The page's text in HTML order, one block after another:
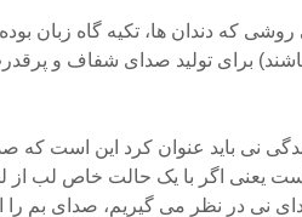
که دندان ها، تکیه گاه زبان
برای تولید صدای شفاف و پرقدرت
نی باید عنوان کرد این است
یعنی اگر با یک حالت خاص لب از
نی در نظر می گیریم، صدای بم را